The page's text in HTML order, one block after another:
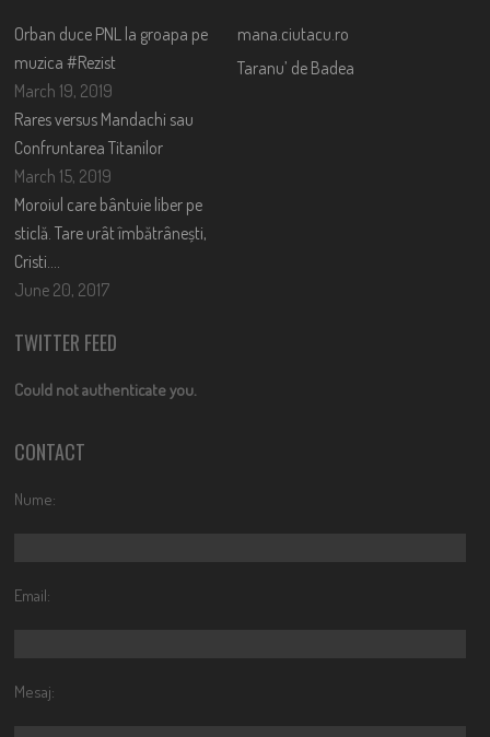
Orban duce PNL la groapa pe
muzica #Rezist
March 19, 2019
Rares versus Mandachi sau
Confruntarea Titanilor
March 15, 2019
Moroiul care bântuie liber pe
sticlă. Tare urât îmbătrânești,
Cristi….
June 20, 2017
mana.ciutacu.ro
Taranu’ de Badea
TWITTER FEED
Could not authenticate you.
CONTACT
Nume:
Email:
Mesaj: